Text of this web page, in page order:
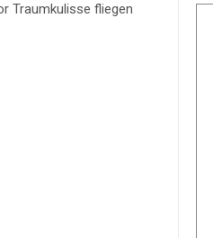
Traumkulisse fliegen